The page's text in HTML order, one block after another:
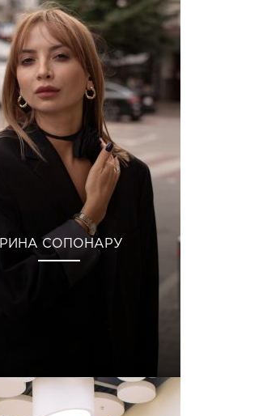
ІРИНА СОПОНАРУ